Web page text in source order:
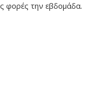
φορές την εβδομάδα.